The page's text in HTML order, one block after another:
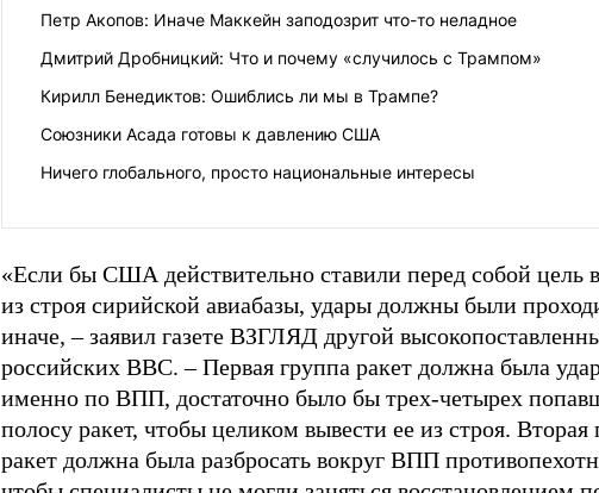
Петр Акопов: Иначе Маккейн заподозрит что-то неладное
Дмитрий Дробницкий: Что и почему «случилось с Трампом»
Кирилл Бенедиктов: Ошиблись ли мы в Трампе?
Союзники Асада готовы к давлению США
Ничего глобального, просто национальные интересы
«Если бы США действительно ставили перед собой цель
из строя сирийской авиабазы, удары должны были
иначе, – заявил газете ВЗГЛЯД другой
российских ВВС. – Первая группа ракет должна была
именно по ВПП, достаточно было бы трех-четырех
полосу ракет, чтобы целиком вывести ее из строя. Вторая
ракет должна была разбросать вокруг ВПП